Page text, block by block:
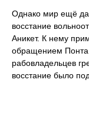
Однако мир ещё
восстание
Аникет. К нему
обращением Понта
рабовладельцев
восстание было